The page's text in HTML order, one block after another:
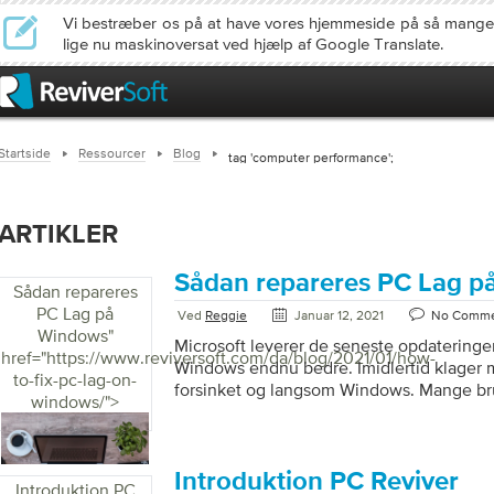
Vi bestræber os på at have vores hjemmeside på så
lige nu maskinoversat ved hjælp af Google Translate.
Ressourcer Blog tag 'computer performance';
Sådan repareres
PC Lag på
Windows"
href="https://www.reviversoft.com/da/blog/2021/01/how-
to-fix-pc-lag-on-
windows/">
Sådan repareres PC Lag
Ved Reggie Januar 12, 2021 No
Microsoft leverer de seneste
Windows endnu bedre. Imidlertid klager
forsinket og langsom Windows. Mange
problem, men det er ret irriterende og
Introduktion PC Introduktion PC Reviver